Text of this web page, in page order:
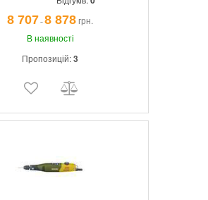
8 707¯8 878грн.
В наявності
Пропозицій:3